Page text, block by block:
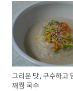
그리운 맛, 구수하고
깨찜 국수